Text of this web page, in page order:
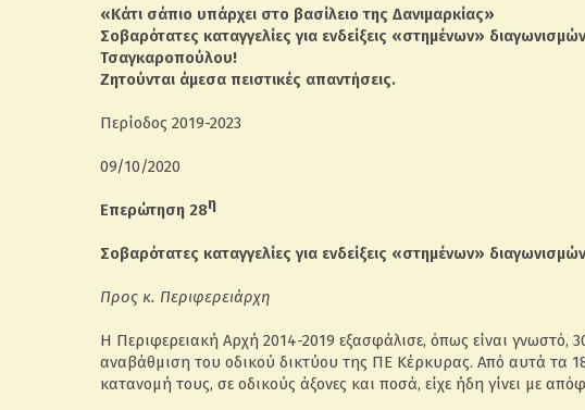
«Κάτι σάπιο υπάρχει στο βασίλειο της Δανιμαρκίας»
Σοβαρότατες καταγγελίες για ενδείξεις «στημένων»
Τσαγκαροπούλου!
Ζητούνται άμεσα πειστικές απαντήσεις.
Περίοδος 2019-2023
09/10/2020
Επερώτηση 28η
Σοβαρότατες καταγγελίες για ενδείξεις «στημένων»
Προς κ. Περιφερειάρχη
Η Περιφερειακή Αρχή 2014-2019 εξασφάλισε, όπως είναι γνωστό,
αναβάθμιση του οδικού δικτύου της ΠΕ Κέρκυρας. Από αυτά τα
κατανομή τους, σε οδικούς άξονες και ποσά, είχε ήδη γίνει με